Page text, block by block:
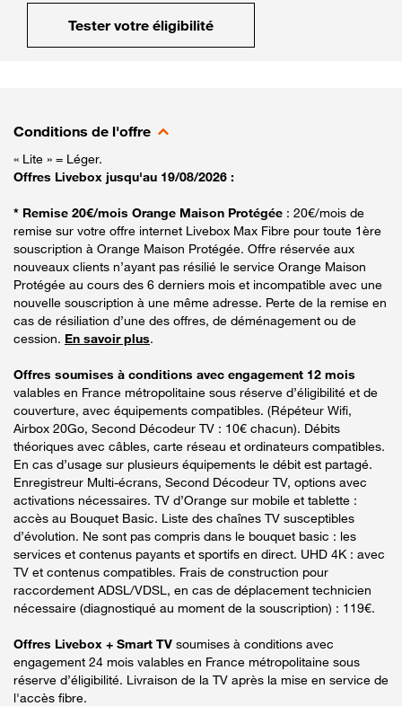
Tester votre éligibilité
Conditions de l'offre
« Lite » = Léger.
Offres Livebox jusqu'au 19/08/2026 :
* Remise 20€/mois Orange Maison Protégée : 20€/mois de
remise sur votre offre internet Livebox Max Fibre pour toute 1ère
souscription à Orange Maison Protégée. Offre réservée aux
nouveaux clients n’ayant pas résilié le service Orange Maison
Protégée au cours des 6 derniers mois et incompatible avec une
nouvelle souscription à une même adresse. Perte de la remise en
cas de résiliation d’une des offres, de déménagement ou de
cession. En savoir plus.
Offres soumises à conditions avec engagement 12 mois
valables en France métropolitaine sous réserve d’éligibilité et de
couverture, avec équipements compatibles. (Répéteur Wifi,
Airbox 20Go, Second Décodeur TV : 10€ chacun). Débits
théoriques avec câbles, carte réseau et ordinateurs compatibles.
En cas d’usage sur plusieurs équipements le débit est partagé.
Enregistreur Multi-écrans, Second Décodeur TV, options avec
activations nécessaires. TV d’Orange sur mobile et tablette :
accès au Bouquet Basic. Liste des chaînes TV susceptibles
d’évolution. Ne sont pas compris dans le bouquet basic : les
services et contenus payants et sportifs en direct. UHD 4K : avec
TV et contenus compatibles. Frais de construction pour
raccordement ADSL/VDSL, en cas de déplacement technicien
nécessaire (diagnostiqué au moment de la souscription) : 119€.
Offres Livebox + Smart TV soumises à conditions avec
engagement 24 mois valables en France métropolitaine sous
réserve d’éligibilité. Livraison de la TV après la mise en service de
l'accès fibre.